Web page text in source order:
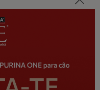
especialistas